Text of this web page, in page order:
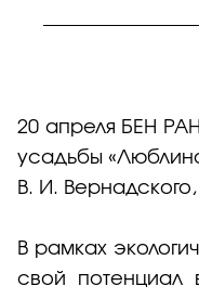
20 апреля БЕН
усадьбы
В. И.
В рамках
свой потенциал